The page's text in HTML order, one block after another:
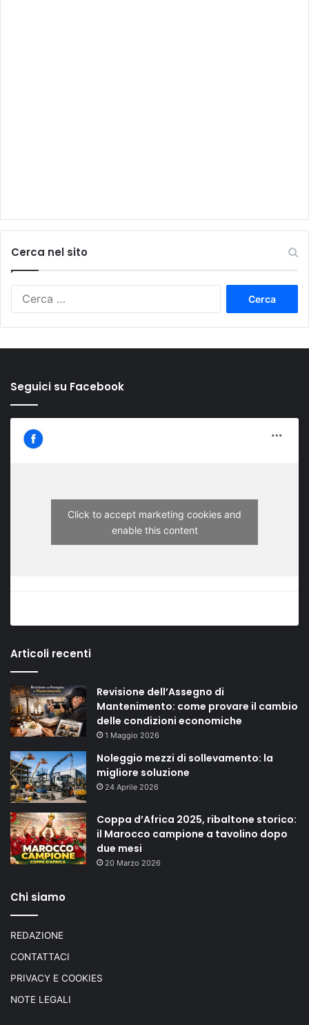
Cerca nel sito
Seguici su Facebook
Click to accept marketing cookies and
enable this content
Articoli recenti
Revisione dell’Assegno di
Mantenimento: come provare il cambio
delle condizioni economiche
1 Maggio 2026
Noleggio mezzi di sollevamento: la
migliore soluzione
24 Aprile 2026
Coppa d’Africa 2025, ribaltone storico:
il Marocco campione a tavolino dopo
due mesi
20 Marzo 2026
Chi siamo
REDAZIONE
CONTATTACI
PRIVACY E COOKIES
NOTE LEGALI